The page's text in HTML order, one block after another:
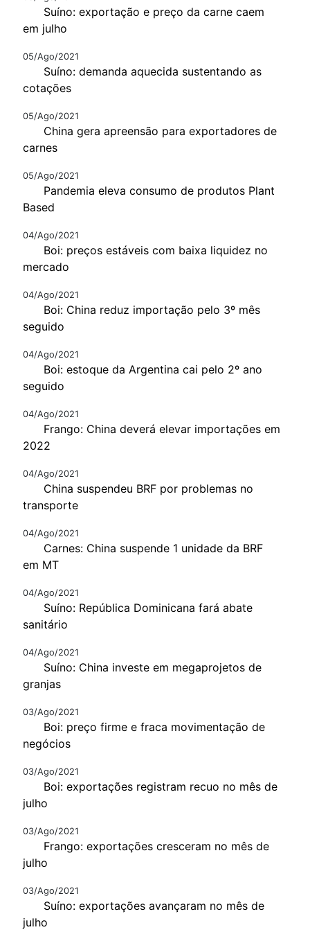
Suíno: exportação e preço da carne caem
em julho
05/Ago/2021
Suíno: demanda aquecida sustentando as
cotações
05/Ago/2021
China gera apreensão para exportadores de
carnes
05/Ago/2021
Pandemia eleva consumo de produtos Plant
Based
04/Ago/2021
Boi: preços estáveis com baixa liquidez no
mercado
04/Ago/2021
Boi: China reduz importação pelo 3º mês
seguido
04/Ago/2021
Boi: estoque da Argentina cai pelo 2º ano
seguido
04/Ago/2021
Frango: China deverá elevar importações em
2022
04/Ago/2021
China suspendeu BRF por problemas no
transporte
04/Ago/2021
Carnes: China suspende 1 unidade da BRF
em MT
04/Ago/2021
Suíno: República Dominicana fará abate
sanitário
04/Ago/2021
Suíno: China investe em megaprojetos de
granjas
03/Ago/2021
Boi: preço firme e fraca movimentação de
negócios
03/Ago/2021
Boi: exportações registram recuo no mês de
julho
03/Ago/2021
Frango: exportações cresceram no mês de
julho
03/Ago/2021
Suíno: exportações avançaram no mês de
julho